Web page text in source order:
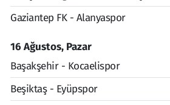
Gaziantep FK - Alanyaspor
16 Ağustos, Pazar
Başakşehir - Kocaelispor
Beşiktaş - Eyüpspor